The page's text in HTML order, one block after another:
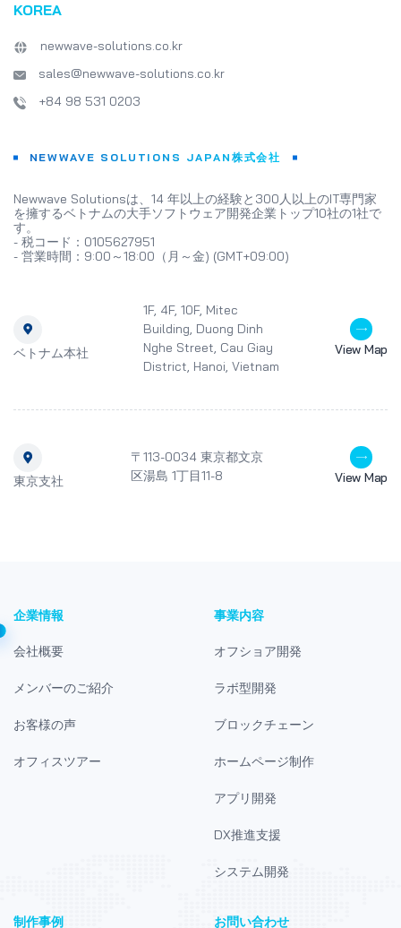
KOREA
newwave-solutions.co.kr
sales@newwave-solutions.co.kr
+84 98 531 0203
NEWWAVE SOLUTIONS JAPAN株式会社
Newwave Solutionsは、14 年以上の経験と300人以上のIT専門家
を擁するベトナムの大手ソフトウェア開発企業トップ10社の1社で
す。
- 税コード：0105627951
- 営業時間：9:00～18:00（月～金) (GMT+09:00)
ベトナム本社
1F, 4F, 10F, Mitec
Building, Duong Dinh
Nghe Street, Cau Giay
District, Hanoi, Vietnam
View Map
東京支社
〒113-0034 東京都文京
区湯島 1丁目11-8
View Map
企業情報
会社概要
メンバーのご紹介
お客様の声
オフィスツアー
事業内容
オフショア開発
ラボ型開発
ブロックチェーン
ホームページ制作
アプリ開発
DX推進支援
システム開発
制作事例 お問い合わせ